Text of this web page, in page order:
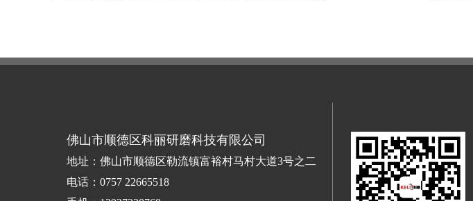
佛山市顺德区科丽研磨科技有限公司
地址：佛山市顺德区勒流镇富裕村马村大道3号之二
电话：0757 22665518